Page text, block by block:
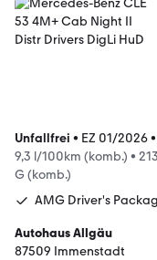
Unfallfrei • EZ 01/2026•
9,3 l/100km (komb.) •
G (komb.)
AMG Driver's
Autohaus Allgäu
87509 Immenstadt